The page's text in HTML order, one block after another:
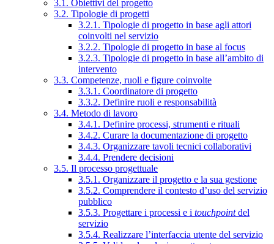
3.1. Obiettivi del progetto
3.2. Tipologie di progetti
3.2.1. Tipologie di progetto in base agli attori
coinvolti nel servizio
3.2.2. Tipologie di progetto in base al focus
3.2.3. Tipologie di progetto in base all’ambito di
intervento
3.3. Competenze, ruoli e figure coinvolte
3.3.1. Coordinatore di progetto
3.3.2. Definire ruoli e responsabilità
3.4. Metodo di lavoro
3.4.1. Definire processi, strumenti e rituali
3.4.2. Curare la documentazione di progetto
3.4.3. Organizzare tavoli tecnici collaborativi
3.4.4. Prendere decisioni
3.5. Il processo progettuale
3.5.1. Organizzare il progetto e la sua gestione
3.5.2. Comprendere il contesto d’uso del servizio
pubblico
3.5.3. Progettare i processi e i touchpointdel
servizio
3.5.4. Realizzare l’interfaccia utente del servizio